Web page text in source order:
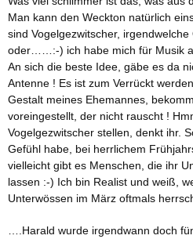
Man kann den Weckton natürlich
sind Vogelgezwitscher,
oder……:-) ich habe mich für Musik
An sich die beste Idee, gäbe es da
Antenne ! Es ist zum Verrückt
Gestalt meines Ehemannes,
voreingestellt, der nicht rauscht !
Vogelgezwitscher stellen, denkt ihr.
Gefühl habe, bei herrlichem
vielleicht gibt es Menschen, die ihr
lassen :-) Ich bin Realist und weiß,
Unterwössen im März oftmals
….Harald wurde irgendwann doch